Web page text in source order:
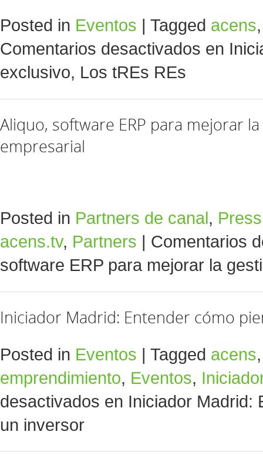
Posted in Eventos Tagged acens
Comentarios desactivados en
exclusivo, Los tREs REs
Aliquo, software ERP para mejorar
empresarial
Posted in Partners de canal ,
acens.tv, Partners
Comentarios
software ERP para mejorar la
Iniciador Madrid: Entender cómo
Posted in Eventos | Tagged acens
emprendimiento, Eventos,
desactivados en Iniciador Madrid:
un inversor